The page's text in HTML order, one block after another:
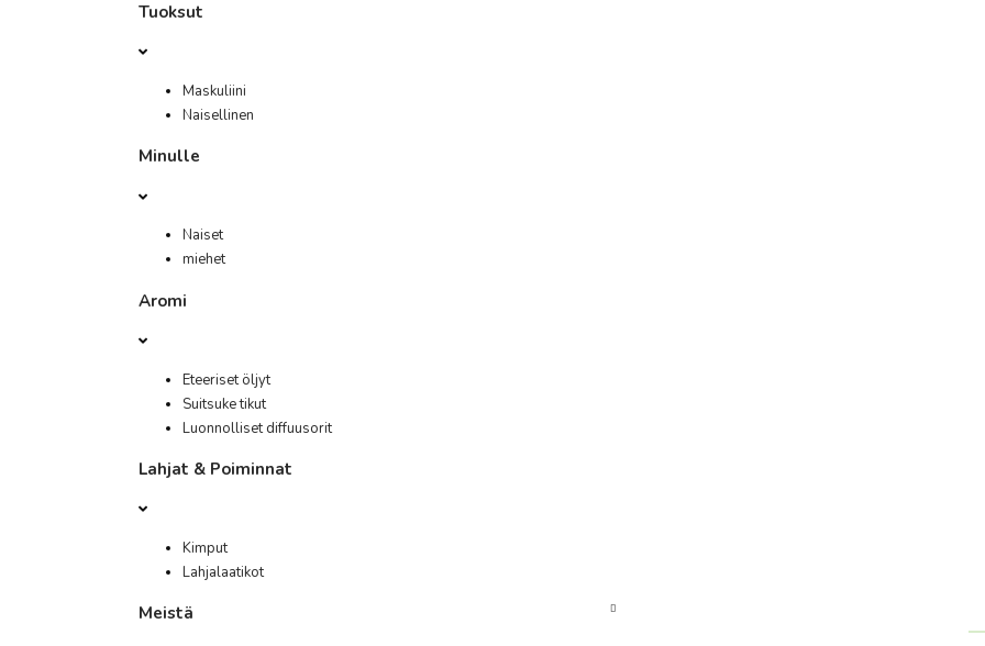
Tuoksut
Maskuliini
Naisellinen
Minulle
Naiset
miehet
Aromi
Eteeriset öljyt
Suitsuke tikut
Luonnolliset diffuusorit
Lahjat & Poiminnat
Kimput
Lahjalaatikot
Meistä